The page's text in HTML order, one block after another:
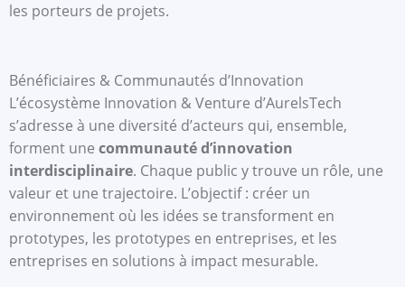
les porteurs de projets.
Bénéficiaires & Communautés d’Innovation
L’écosystème Innovation & Venture d’AurelsTech
s’adresse à une diversité d’acteurs qui, ensemble,
forment une communauté d’innovation
interdisciplinaire. Chaque public y trouve un rôle, une
valeur et une trajectoire. L’objectif : créer un
environnement où les idées se transforment en
prototypes, les prototypes en entreprises, et les
entreprises en solutions à impact mesurable.